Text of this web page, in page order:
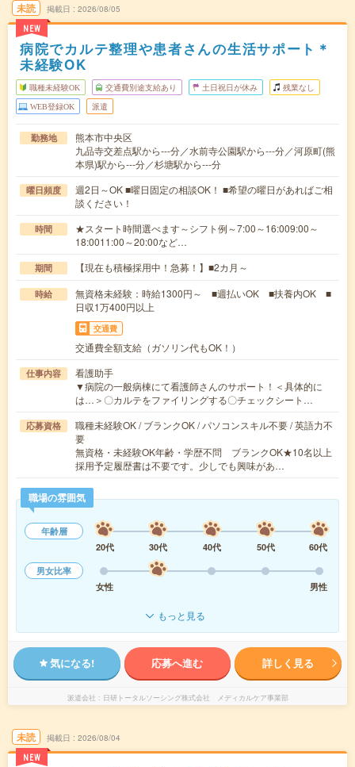
未読
NEW
掲載日 2026/08/05
病院でカルテ整理や患者さんの生活サポート＊
未経験OK
職種未経験OK 交通費別途支給あり 土日祝日が休み 残業なし
WEB登録OK 派遣
勤務地
熊本市中央区
九品寺交差点駅から---分／水前寺公園駅から---分／河原町(熊
本県)駅から---分／杉塘駅から---分
曜日頻度
週2日～OK ■曜日固定の相談OK！ ■希望の曜日があればご相
談ください！
時間
★スタート時間選べます～シフト例～7:00～16:009:00～
18:0011:00～20:00など…
期間 【現在も積極採用中！急募！】■2カ月～
時給
無資格未経験：時給1300円～ ■週払いOK ■扶養内OK ■
日収1万400円以上
交通費
交通費全額支給（ガソリン代もOK！）
仕事内容
看護助手
▼病院の一般病棟にて看護師さんのサポート！＜具体的に
は…＞〇カルテをファイリングする〇チェックシート…
応募資格
職種未経験OK / ブランクOK / パソコンスキル不要 / 英語力不
要
無資格・未経験OK年齢・学歴不問 ブランクOK★10名以上
採用予定履歴書は不要です。少しでも興味があ…
職場の雰囲気
年齢層
20代
30代 40代 50代
60代
男女比率
女性
男性
もっと見る
気になる! 応募へ進む 詳しく見る
派遣会社 日研トータルソーシング株式会社 メディカルケア事業部
未読
NEW
掲載日 2026/08/04